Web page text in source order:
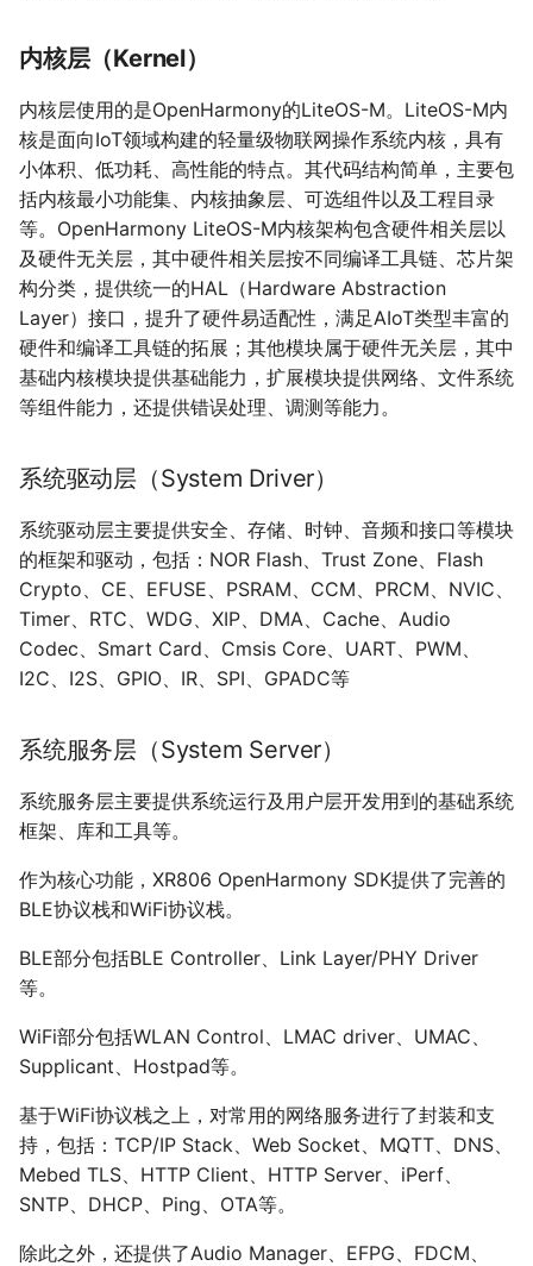
内核层（Kernel）
内核层使用的是OpenHarmony的LiteOS-M。LiteOS-M内
核是面向IoT领域构建的轻量级物联网操作系统内核，具有
小体积、低功耗、高性能的特点。其代码结构简单，主要包
括内核最小功能集、内核抽象层、可选组件以及工程目录
等。OpenHarmony LiteOS-M内核架构包含硬件相关层以
及硬件无关层，其中硬件相关层按不同编译工具链、芯片架
构分类，提供统一的HAL（Hardware Abstraction
Layer）接口，提升了硬件易适配性，满足AIoT类型丰富的
硬件和编译工具链的拓展；其他模块属于硬件无关层，其中
基础内核模块提供基础能力，扩展模块提供网络、文件系统
等组件能力，还提供错误处理、调测等能力。
系统驱动层（System Driver）
系统驱动层主要提供安全、存储、时钟、音频和接口等模块
的框架和驱动，包括：NOR Flash、Trust Zone、Flash
Crypto、CE、EFUSE、PSRAM、CCM、PRCM、NVIC、
Timer、RTC、WDG、XIP、DMA、Cache、Audio
Codec、Smart Card、Cmsis Core、UART、PWM、
I2C、I2S、GPIO、IR、SPI、GPADC等
系统服务层（System Server）
系统服务层主要提供系统运行及用户层开发用到的基础系统
框架、库和工具等。
作为核心功能，XR806 OpenHarmony SDK提供了完善的
BLE协议栈和WiFi协议栈。
BLE部分包括BLE Controller、Link Layer/PHY Driver
等。
WiFi部分包括WLAN Control、LMAC driver、UMAC、
Supplicant、Hostpad等。
基于WiFi协议栈之上，对常用的网络服务进行了封装和支
持，包括：TCP/IP Stack、Web Socket、MQTT、DNS、
Mebed TLS、HTTP Client、HTTP Server、iPerf、
SNTP、DHCP、Ping、OTA等。
除此之外，还提供了Audio Manager、EFPG、FDCM、